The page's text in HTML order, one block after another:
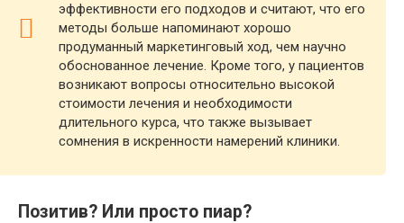
эффективности его подходов и считают, что его
методы больше напоминают хорошо
продуманный маркетинговый ход, чем научно
обоснованное лечение​. Кроме того, у пациентов
возникают вопросы относительно высокой
стоимости лечения и необходимости
длительного курса, что также вызывает
сомнения в искренности намерений клиники​.
Позитив? Или просто пиар?